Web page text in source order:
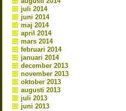
juli 2014
juni 2014
maj 2014
april 2014
mars 2014
februari 2014
januari 2014
december 2013
november 2013
oktober 2013
augusti 2013
juli 2013
juni 2013